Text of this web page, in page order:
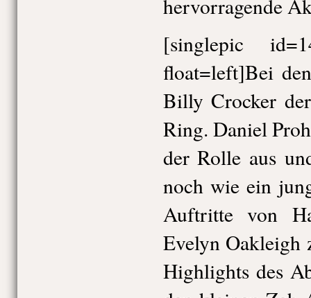
hervorragende
[singlepic
float=left]Bei
Billy Crocker
Ring. Daniel
der Rolle aus
noch wie ein
Auftritte von
Evelyn Oakleigh
Highlights des